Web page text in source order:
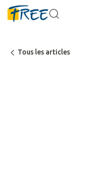
Tous les articles